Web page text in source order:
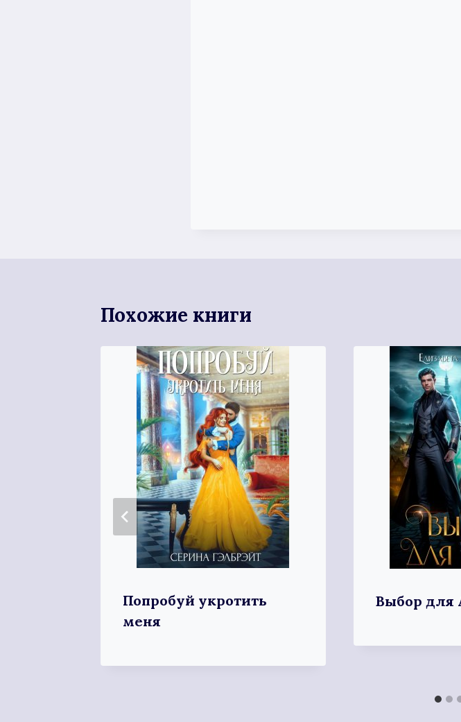
Похожие книги
Попробуй укротить
меня
Выбор для